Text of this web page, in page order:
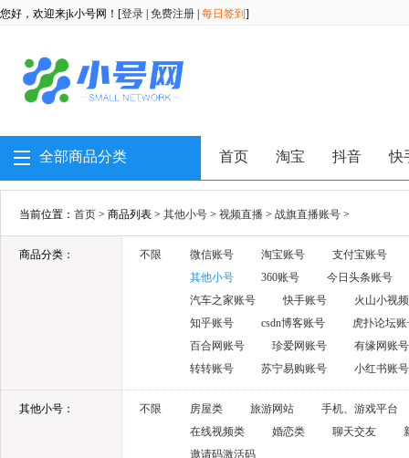
您好，欢迎来jk小号网！[登录 免费注册 每日签到 ]
全部商品分类 首页 淘宝 抖音 快
当前位置： 首页 > 商品列表 > 其他小号 > 视频直播 > 战旗直播账号 >
商品分类： 不限 微信账号 淘宝账号
支付宝账号
其他小号
360账号
今日头条账号
汽车之家账号
快手账号
火山小视
知乎账号
csdn博客账号
虎扑论坛
百合网账号
珍爱网账号
有缘网账号
转转账号
苏宁易购账号 小红书账号
其他小号： 不限 房屋类 旅游网站
手机、游戏平台
在线视频类
婚恋类 聊天交友
邀请码激活码